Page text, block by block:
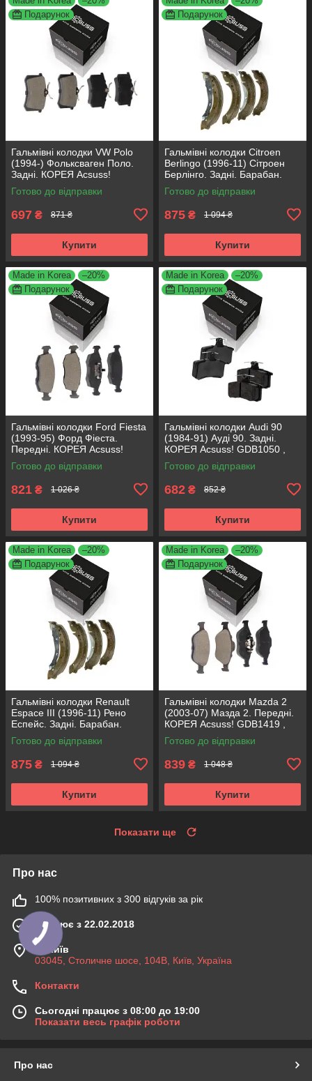
Подарунок
Гальмівні колодки VW Polo
(1994-) Фольксваген Поло.
Задні. КОРЕЯ Acsuss!
GDB1330 , FDB1083 ,
FDB1491 , FDB4260
Готово до відправки
697 ₴ 871 ₴
Купити
Подарунок
Гальмівні колодки Citroen
Berlingo (1996-11) Сітроен
Берлінго. Задні. Барабан.
КОРЕЯ Acsuss! GS8635 ,
FSB567
Готово до відправки
875 ₴ 1 094 ₴
Купити
Made in Korea
–20%
Подарунок
Гальмівні колодки Ford Fiesta
(1993-95) Форд Фіеста.
Передні. КОРЕЯ Acsuss!
GDB371 , TAR579 , TAR276
Готово до відправки
821 ₴ 1 026 ₴
Купити
Made in Korea
–20%
Подарунок
Гальмівні колодки Audi 90
(1984-91) Ауді 90. Задні.
КОРЕЯ Acsuss! GDB1050 ,
FDB222
Готово до відправки
682 ₴ 852 ₴
Купити
Made in Korea
–20%
Подарунок
Гальмівні колодки Renault
Espace III (1996-11) Рено
Еспейс. Задні. Барабан.
КОРЕЯ Acsuss! GS8635 ,
FSB567
Готово до відправки
875 ₴ 1 094 ₴
Купити
Made in Korea
–20%
Подарунок
Гальмівні колодки Mazda 2
(2003-07) Мазда 2. Передні.
КОРЕЯ Acsuss! GDB1419 ,
FDB1394
Готово до відправки
839 ₴ 1 048 ₴
Купити
Показати ще
Про нас
100% позитивних з 300 відгуків за рік
Працює з 22.02.2018
м. Київ
03045, Столичне шосе, 104B, Київ, Україна
Контакти
Сьогодні працює з 08:00 до 19:00
Показати весь графік роботи
Про нас